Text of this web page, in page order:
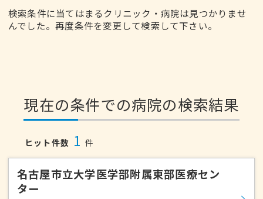
検索条件に当てはまるクリニック・病院は見つかりませ
んでした。再度条件を変更して検索して下さい。
現在の条件での病院の検索結果
ヒット件数 1 件
名古屋市立大学医学部附属東部医療セン
ター